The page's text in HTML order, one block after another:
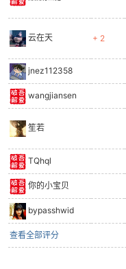
52
云在天 + 2
jnez112358
wangjiansen
笙若
TQhql
你的小宝贝
bypasshwid
查看全部评分